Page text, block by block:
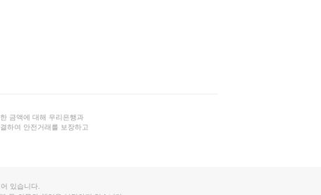
금액에 대해 우리은행과
하여 안전거래를 보장하고
있습니다.